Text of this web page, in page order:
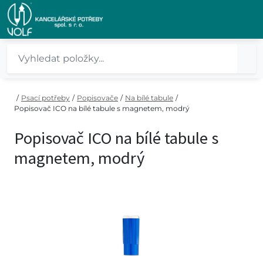
/ Psací potřeby / Popisovače / Na bílé tabule /
Popisovač ICO na bílé tabule s magnetem, modrý
Popisovač ICO na bílé tabule s
magnetem, modrý